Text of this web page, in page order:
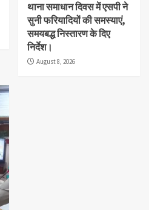
थाना समाधान दिवस में एसपी ने
सुनी फरियादियों की समस्याएं,
समयबद्ध निस्तारण के दिए
निर्देश।
August 8, 2026